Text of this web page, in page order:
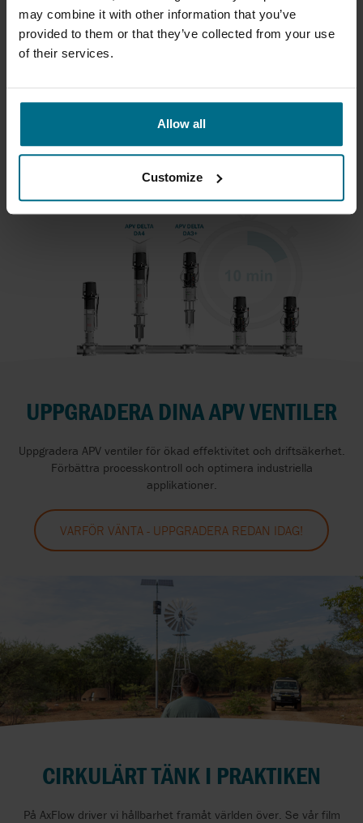
may combine it with other information that you’ve
provided to them or that they’ve collected from your use
of their services.
Allow all
Customize
WAUKESHA UNIVERSAL 2ND FÖR
INDUSTRIELLA APPLIKATIONER
Effektiv och skonsam pumpning – Perfekt för skjuvkänsliga
produkter.
UPPGRADERA DINA APV VENTILER
Uppgradera APV ventiler för ökad effektivitet och driftsäkerhet.
Förbättra processkontroll och optimera industriella
applikationer.
VARFÖR VÄNTA - UPPGRADERA REDAN IDAG!
CIRKULÄRT TÄNK I PRAKTIKEN
På AxFlow driver vi hållbarhet framåt världen över. Se vår film